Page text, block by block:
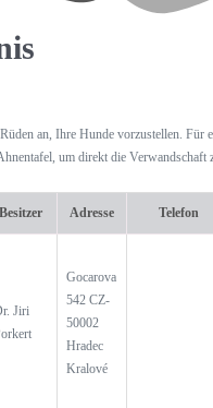
an, Ihre Hunde vorzustellen.
um direkt die
Besitzer Adresse Telefon
Jiri
Gocarova
542 CZ-
50002
Hradec
Kralové